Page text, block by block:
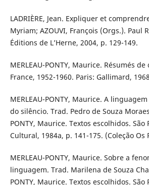
LADRIÈRE, Jean. Expliquer et
Myriam; AZOUVI, François (Orgs.). Paul
Éditions de L’Herne, 2004, p. 129-149.
MERLEAU-PONTY, Maurice. Résumés
France, 1952-1960. Paris: Gallimard,
MERLEAU-PONTY, Maurice. A
do silêncio. Trad. Pedro de Souza
PONTY, Maurice. Textos escolhidos. São
Cultural, 1984a, p. 141-175. (Coleção Os
MERLEAU-PONTY, Maurice. Sobre a
linguagem. Trad. Marilena de Souza
PONTY, Maurice. Textos escolhidos. São